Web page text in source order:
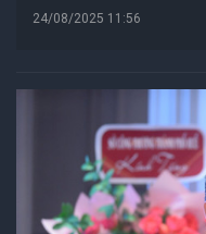
24/08/2025 11:56